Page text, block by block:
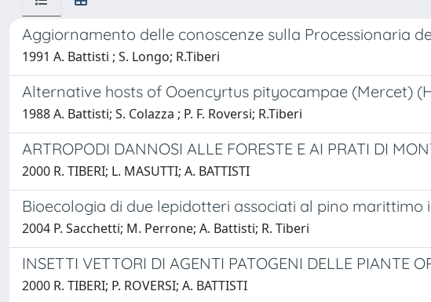
Aggiornamento delle conoscenze sulla Processionaria
1991 A. Battisti ; S. Longo; R.Tiberi
Alternative hosts of Ooencyrtus pityocampae (Mercet)
1988 A. Battisti; S. Colazza ; P. F. Roversi; R.Tiberi
ARTROPODI DANNOSI ALLE FORESTE E AI PRATI DI
2000 R. TIBERI; L. MASUTTI; A. BATTISTI
Bioecologia di due lepidotteri associati al pino marittimo
2004 P. Sacchetti; M. Perrone; A. Battisti; R. Tiberi
INSETTI VETTORI DI AGENTI PATOGENI DELLE PIANTE
2000 R. TIBERI; P. ROVERSI; A. BATTISTI